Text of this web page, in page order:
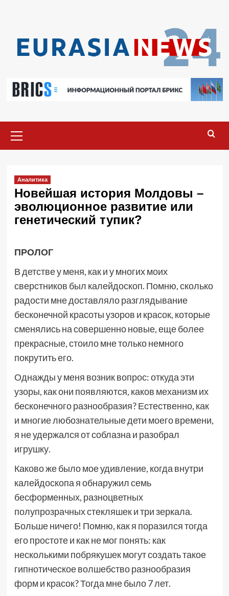
меню
Аналитика
Новейшая история Молдовы –
эволюционное развитие или
генетический тупик?
ПРОЛОГ
В детстве у меня, как и у многих моих
сверстников был калейдоскоп. Помню, сколько
радости мне доставляло разглядывание
бесконечной красоты узоров и красок, которые
сменялись на совершенно новые, еще более
прекрасные, стоило мне только немного
покрутить его.
Однажды у меня возник вопрос: откуда эти
узоры, как они появляются, каков механизм их
бесконечного разнообразия? Естественно, как
и многие любознательные дети моего времени,
я не удержался от соблазна и разобрал
игрушку.
Каково же было мое удивление, когда внутри
калейдоскопа я обнаружил семь
бесформенных, разноцветных
полупрозрачных стекляшек и три зеркала.
Больше ничего! Помню, как я поразился тогда
его простоте и как не мог понять: как
несколькими побрякушек могут создать такое
гипнотическое волшебство разнообразия
форм и красок? Тогда мне было 7 лет.